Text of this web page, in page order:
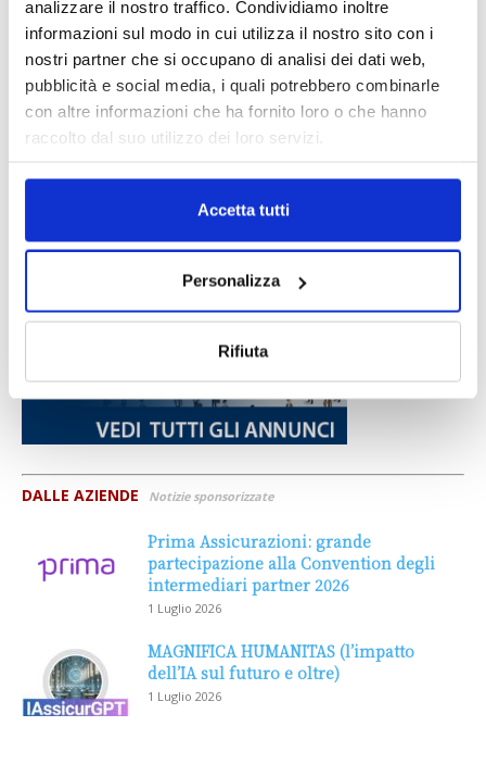
analizzare il nostro traffico. Condividiamo inoltre
informazioni sul modo in cui utilizza il nostro sito con i
nostri partner che si occupano di analisi dei dati web,
pubblicità e social media, i quali potrebbero combinarle
con altre informazioni che ha fornito loro o che hanno
raccolto dal suo utilizzo dei loro servizi.
Accetta tutti
Personalizza
Rifiuta
DALLE AZIENDE Notizie sponsorizzate
Prima Assicurazioni: grande
partecipazione alla Convention degli
intermediari partner 2026
1 Luglio 2026
MAGNIFICA HUMANITAS (l’impatto
dell’IA sul futuro e oltre)
1 Luglio 2026